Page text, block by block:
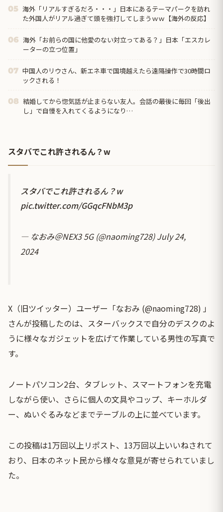
05 海外「リアルすぎるだろ・・・」日本にあるテーマパークを訪れ
た外国人がリアル過ぎて頭を強打してしまうｗｗ【海外の反応】
06 海外「お前らの国に他愛のない対立ってある？」日本「エスカレ
ーターの立つ位置」
07 中国人のリウさん、新エネ車で国境越えたら遠隔操作で30時間ロ
ックされる！
08 結婚してから惚気話が止まらない友人。会話の最後に毎回「後出
し」で自慢を入れてくるようになり…
スタバでこれ許されるん？w
スタバでこれ許されるん？w
pic.twitter.com/GGqcFNbM3p
— なおみ＠NEX3 5G (@naoming728)July 24,
2024
X（旧ツイッター）ユーザー「なおみ (@naoming728) 」
さんが投稿したのは、スターバックスで自分のデスクのよ
うに様々なガジェットを広げて作業している男性の写真で
す。
ノートパソコン2台、タブレット、スマートフォンを充電
しながら使い、さらに個人の文具やコップ、キーホルダ
ー、ぬいぐるみなどまでテーブルの上に並べています。
この投稿は1万回以上リポスト、13万回以上いいねされて
おり、日本のネット民から様々な意見が寄せられていまし
た。